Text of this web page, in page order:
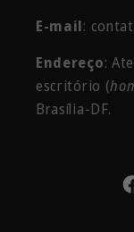
E-mail:
Endereço:
escritório (
Brasília-DF.